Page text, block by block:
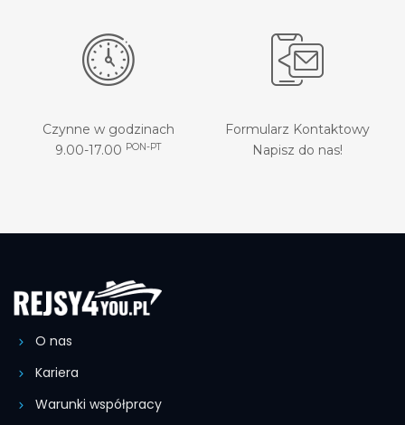
Czynne w godzinach
9.00-17.00 PON-PT
Formularz Kontaktowy
Napisz do nas!
O nas
Kariera
Warunki współpracy